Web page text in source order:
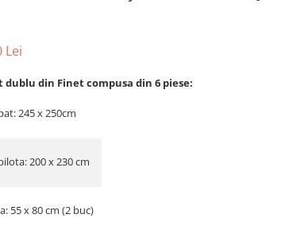
Lei
din Finet compusa din 6 piese:
245 x 250cm
200 x 230 cm
55 x 80 cm (2 buc)